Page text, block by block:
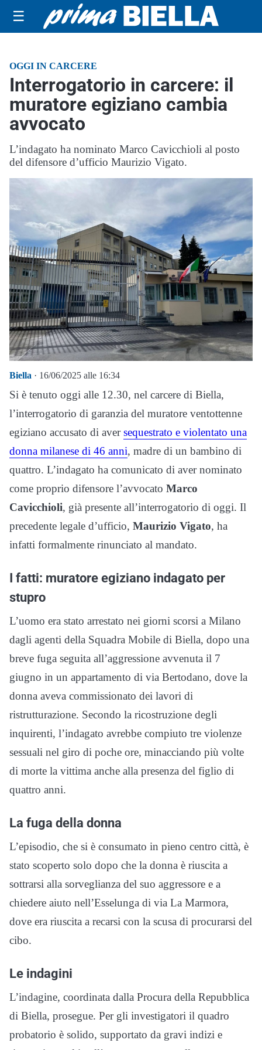
☰
OGGI IN CARCERE
Interrogatorio in carcere: il
muratore egiziano cambia
avvocato
L’indagato ha nominato Marco Cavicchioli al posto
del difensore d’ufficio Maurizio Vigato.
Biella · 16/06/2025 alle 16:34
Si è tenuto oggi alle 12.30, nel carcere di Biella,
l’interrogatorio di garanzia del muratore ventottenne
egiziano accusato di aversequestrato e violentato una
donna milanese di 46 anni, madre di un bambino di
quattro. L’indagato ha comunicato di aver nominato
come proprio difensore l’avvocato Marco
Cavicchioli, già presente all’interrogatorio di oggi. Il
precedente legale d’ufficio, Maurizio Vigato, ha
infatti formalmente rinunciato al mandato.
I fatti: muratore egiziano indagato per
stupro
L’uomo era stato arrestato nei giorni scorsi a Milano
dagli agenti della Squadra Mobile di Biella, dopo una
breve fuga seguita all’aggressione avvenuta il 7
giugno in un appartamento di via Bertodano, dove la
donna aveva commissionato dei lavori di
ristrutturazione. Secondo la ricostruzione degli
inquirenti, l’indagato avrebbe compiuto tre violenze
sessuali nel giro di poche ore, minacciando più volte
di morte la vittima anche alla presenza del figlio di
quattro anni.
La fuga della donna
L’episodio, che si è consumato in pieno centro città, è
stato scoperto solo dopo che la donna è riuscita a
sottrarsi alla sorveglianza del suo aggressore e a
chiedere aiuto nell’Esselunga di via La Marmora,
dove era riuscita a recarsi con la scusa di procurarsi del
cibo.
Le indagini
L’indagine, coordinata dalla Procura della Repubblica
di Biella, prosegue. Per gli investigatori il quadro
probatorio è solido, supportato da gravi indizi e